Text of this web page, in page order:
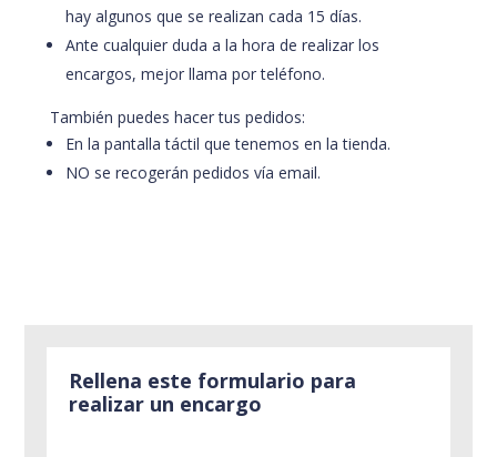
hay algunos que se realizan cada 15 días.
Ante cualquier duda a la hora de realizar los
encargos, mejor llama por teléfono.
También puedes hacer tus pedidos:
En la pantalla táctil que tenemos en la tienda.
NO se recogerán pedidos vía email.
Rellena este formulario para
realizar un encargo